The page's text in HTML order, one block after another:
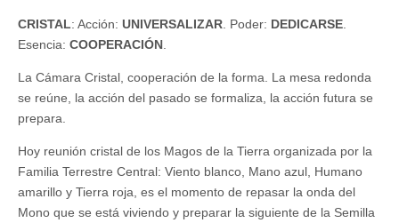
CRISTAL: Acción: UNIVERSALIZAR. Poder: DEDICARSE.
Esencia: COOPERACIÓN.
La Cámara Cristal, cooperación de la forma. La mesa redonda
se reúne, la acción del pasado se formaliza, la acción futura se
prepara.
Hoy reunión cristal de los Magos de la Tierra organizada por la
Familia Terrestre Central: Viento blanco, Mano azul, Humano
amarillo y Tierra roja, es el momento de repasar la onda del
Mono que se está viviendo y preparar la siguiente de la Semilla